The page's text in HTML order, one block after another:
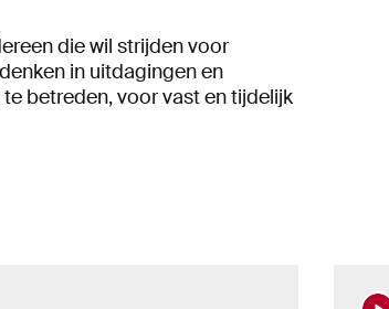
die wil strijden voor
in uitdagingen en
betreden, voor vast en tijdelijk